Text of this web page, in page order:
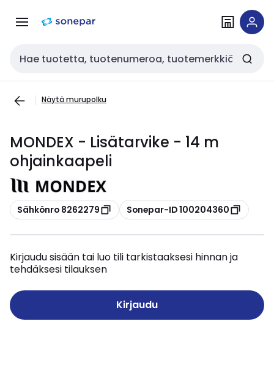
navigointiinsisältöön
Haku
Näytä murupolku
MONDEX - Lisätarvike - 14 m
ohjainkaapeli
Kopioi
Sähkönro 8262279 Kopioi
Sonepar-ID 100204360
Kirjaudu sisään tai luo tili tarkistaaksesi hinnan ja
tehdäksesi tilauksen
Kirjaudu